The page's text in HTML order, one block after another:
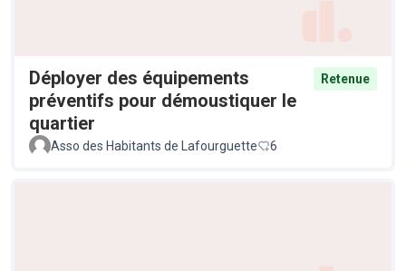
Déployer des équipements
préventifs pour démoustiquer le
quartier
Retenue
Asso des Habitants de Lafourguette 6